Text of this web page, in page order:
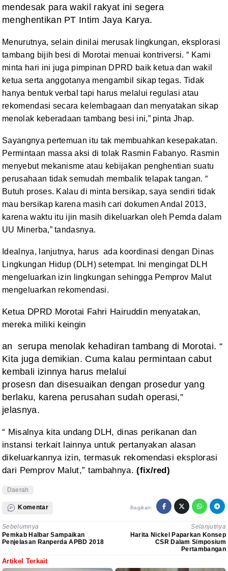
mendesak para wakil rakyat ini segera
menghentikan PT Intim Jaya Karya.
Menurutnya, selain dinilai merusaklingkungan, eksplorasi
tambang bijih besi di Morotai menuai kontriversi.“ Kami
minta hari ini juga pimpinan DPRD baik ketua dan wakil
ketua serta anggotanya mengambil sikap tegas. Tidak
hanya bentukverbal tapi harus melalui regulasi atau
rekomendasi secara kelembagaan dan menyatakan sikap
menolak keberadaan tambang besi ini,” pinta Jhap.
Sayangnya pertemuan itu tak membuahkan kesepakatan.
Permintaan massa aksi di tolak Rasmin Fabanyo. Rasmin
menyebut mekanisme atau kebijakan penghentian suatu
perusahaan tidak semudah membalik telapak tangan. “
Butuh proses. Kalau di minta bersikap, saya sendiri tidak
mau bersikap karena masih cari dokumen Andal 2013,
karena waktu itu ijin masih dikeluarkan oleh Pemda dalam
UU Minerba,” tandasnya.
Idealnya, lanjutnya, harus ada koordinasi dengan Dinas
Lingkungan Hidup (DLH) setempat. Ini mengingat DLH
mengeluarkan izin lingkungan sehingga Pemprov Malut
mengeluarkan rekomendasi.
Ketua DPRD Morotai Fahri Hairuddin menyatakan,
mereka miliki keingin
an serupa menolak kehadiran tambang di Morotai. “
Kita juga demikian. Cuma kalau permintaan cabut
kembali izinnya harus melalui
prosesn dan disesuaikan dengan prosedur yang
berlaku, karena perusahan sudah operasi,”
jelasnya.
“ Misalnya kita undang DLH, dinas perikanan dan
instansi terkait lainnya untuk pertanyakan alasan
dikeluarkannya izin, termasuk rekomendasi eksplorasi
dari Pemprov Malut,” tambahnya.(fix/red)
Daerah
Komentar Bagikan:
Sebelumnya
Pemkab Halbar Sampaikan
Penjelasan Ranperda APBD 2018
Selanjutnya
Harita Nickel Paparkan Konsep
CSR Dalam Simposium
Pertambangan
Artikel Terkait